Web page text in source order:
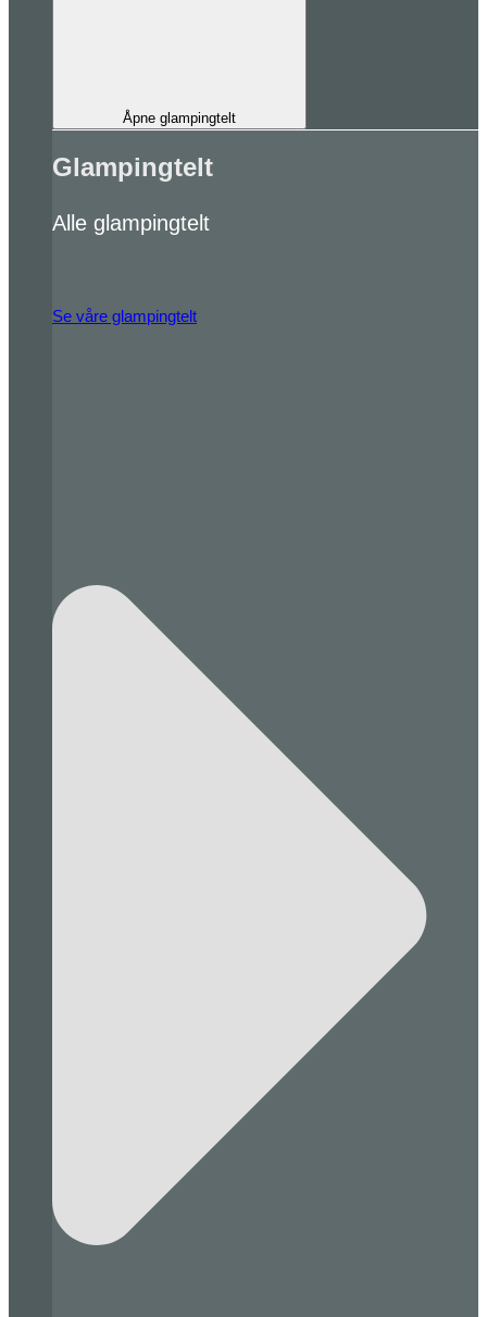
Åpne glampingtelt
Glampingtelt
Alle glampingtelt
Se våre glampingtelt